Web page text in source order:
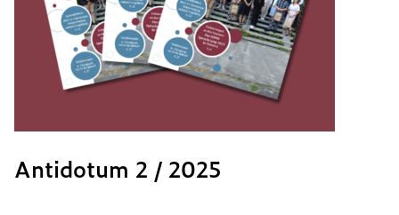
Antidotum 2 / 2025